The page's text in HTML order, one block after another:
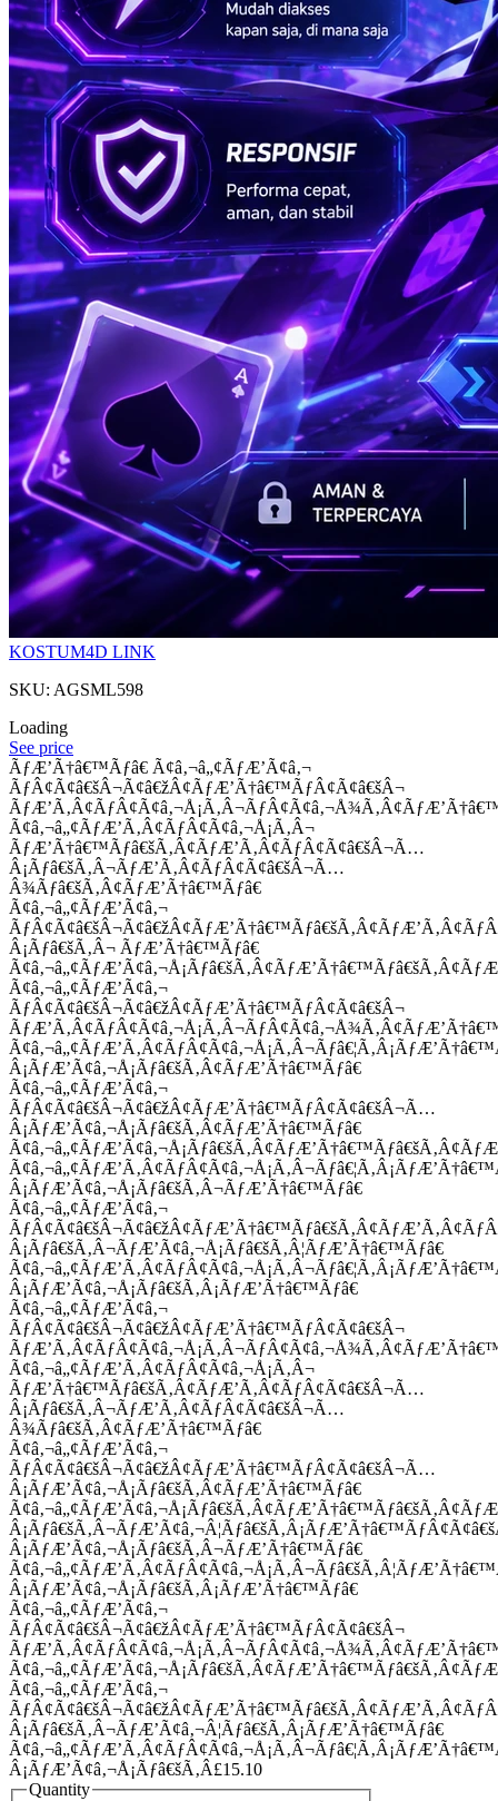
KOSTUM4D LINK
SKU: AGSML598
Loading
See price
ÃƒÆ’Ã†â€™Ãƒâ€ Ã¢â‚¬â„¢ÃƒÆ’Ã¢â‚¬
ÃƒÂ¢Ã¢â€šÂ¬Ã¢â€žÂ¢ÃƒÆ’Ã†â€™ÃƒÂ¢Ã¢â€šÂ¬
Ã¢â‚¬â„¢ÃƒÆ’Ã‚Â¢ÃƒÂ¢Ã¢â‚¬Å¡Ã‚Â¬
ÃƒÆ’Ã†â€™Ãƒâ€šÃ‚Â¢ÃƒÆ’Ã‚Â¢ÃƒÂ¢Ã¢â€šÂ¬Ã…
Â¡Ãƒâ€šÃ‚Â¬ÃƒÆ’Ã‚Â¢ÃƒÂ¢Ã¢â€šÂ¬Ã…
Â¾Ãƒâ€šÃ‚Â¢ÃƒÆ’Ã†â€™Ãƒâ€
Ã¢â‚¬â„¢ÃƒÆ’Ã¢â‚¬
Â¡Ãƒâ€šÃ‚Â¬ ÃƒÆ’Ã†â€™Ãƒâ€
Ã¢â‚¬â„¢ÃƒÆ’Ã¢â‚¬
ÃƒÂ¢Ã¢â€šÂ¬Ã¢â€žÂ¢ÃƒÆ’Ã†â€™ÃƒÂ¢Ã¢â€šÂ¬
Â¡ÃƒÆ’Ã¢â‚¬Å¡Ãƒâ€šÃ‚Â¢ÃƒÆ’Ã†â€™Ãƒâ€
Ã¢â‚¬â„¢ÃƒÆ’Ã¢â‚¬
ÃƒÂ¢Ã¢â€šÂ¬Ã¢â€žÂ¢ÃƒÆ’Ã†â€™ÃƒÂ¢Ã¢â€šÂ¬Ã…
Â¡ÃƒÆ’Ã¢â‚¬Å¡Ãƒâ€šÃ‚Â¢ÃƒÆ’Ã†â€™Ãƒâ€
Â¡ÃƒÆ’Ã¢â‚¬Å¡Ãƒâ€šÃ‚Â¬ÃƒÆ’Ã†â€™Ãƒâ€
Ã¢â‚¬â„¢ÃƒÆ’Ã¢â‚¬
Â¡Ãƒâ€šÃ‚Â¬ÃƒÆ’Ã¢â‚¬Å¡Ãƒâ€šÃ‚Â¦ÃƒÆ’Ã†â€™Ãƒâ€
Â¡ÃƒÆ’Ã¢â‚¬Å¡Ãƒâ€šÃ‚Â¡ÃƒÆ’Ã†â€™Ãƒâ€
Ã¢â‚¬â„¢ÃƒÆ’Ã¢â‚¬
ÃƒÂ¢Ã¢â€šÂ¬Ã¢â€žÂ¢ÃƒÆ’Ã†â€™ÃƒÂ¢Ã¢â€šÂ¬
Ã¢â‚¬â„¢ÃƒÆ’Ã‚Â¢ÃƒÂ¢Ã¢â‚¬Å¡Ã‚Â¬
ÃƒÆ’Ã†â€™Ãƒâ€šÃ‚Â¢ÃƒÆ’Ã‚Â¢ÃƒÂ¢Ã¢â€šÂ¬Ã…
Â¡Ãƒâ€šÃ‚Â¬ÃƒÆ’Ã‚Â¢ÃƒÂ¢Ã¢â€šÂ¬Ã…
Â¾Ãƒâ€šÃ‚Â¢ÃƒÆ’Ã†â€™Ãƒâ€
Ã¢â‚¬â„¢ÃƒÆ’Ã¢â‚¬
ÃƒÂ¢Ã¢â€šÂ¬Ã¢â€žÂ¢ÃƒÆ’Ã†â€™ÃƒÂ¢Ã¢â€šÂ¬Ã…
Â¡ÃƒÆ’Ã¢â‚¬Å¡Ãƒâ€šÃ‚Â¢ÃƒÆ’Ã†â€™Ãƒâ€
Â¡ÃƒÆ’Ã¢â‚¬Å¡Ãƒâ€šÃ‚Â¬ÃƒÆ’Ã†â€™Ãƒâ€
Â¡ÃƒÆ’Ã¢â‚¬Å¡Ãƒâ€šÃ‚Â¡ÃƒÆ’Ã†â€™Ãƒâ€
Ã¢â‚¬â„¢ÃƒÆ’Ã¢â‚¬
ÃƒÂ¢Ã¢â€šÂ¬Ã¢â€žÂ¢ÃƒÆ’Ã†â€™ÃƒÂ¢Ã¢â€šÂ¬
Ã¢â‚¬â„¢ÃƒÆ’Ã¢â‚¬
Â¡Ãƒâ€šÃ‚Â¬ÃƒÆ’Ã¢â‚¬Â¦Ãƒâ€šÃ‚Â¡ÃƒÆ’Ã†â€™Ãƒâ€
Â¡ÃƒÆ’Ã¢â‚¬Å¡Ãƒâ€šÃ‚Â£15.10
Quantity